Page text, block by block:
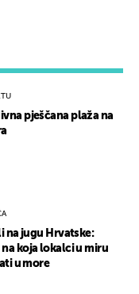
pješčana plaža na
na jugu Hrvatske:
koja lokalci u miru
u more